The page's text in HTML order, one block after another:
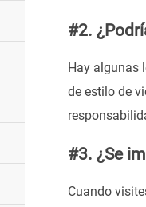
#2.
Hay algunas
de estilo de
#3. ¿Se
Cuando